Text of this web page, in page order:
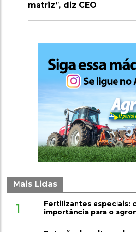
Mais Lidas
1
Fertilizantes especiais:
importância para o